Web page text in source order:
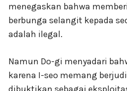
menegaskan bahwa
berbunga selangit kepada
adalah ilegal.
Namun Do-gi menyadari
karena I-seo memang
dibuktikan sebagai